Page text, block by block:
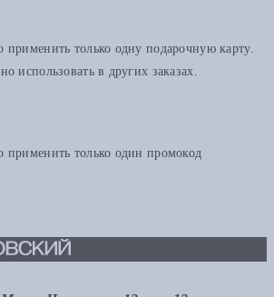
только одну подарочную карту.
использовать в других заказах.
применить только один промокод